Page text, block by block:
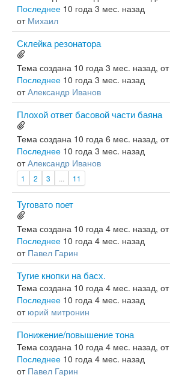
Последнее 10 года 3 мес. назад
от Михаил
Склейка резонатора
Тема создана 10 года 3 мес. назад, от
Последнее 10 года 3 мес. назад
отАлександр Иванов
Плохой ответ басовой части баяна
Тема создана 10 года 6 мес. назад, от
Последнее 10 года 3 мес. назад
отАлександр Иванов
1 2 3 11
Туговато поет
Тема создана 10 года 4 мес. назад, от
Последнее 10 года 4 мес. назад
от Павел Гарин
Тугие кнопки на басх.
Тема создана 10 года 4 мес. назад, от
Последнее 10 года 4 мес. назад
от юрий митронин
Понижение/повышение тона
Тема создана 10 года 4 мес. назад, от
Последнее 10 года 4 мес. назад
от Павел Гарин